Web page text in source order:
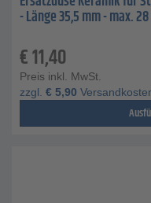
- Länge 35,5 mm - max.
€11,40
Preis inkl. MwSt.
zzgl. € 5,90